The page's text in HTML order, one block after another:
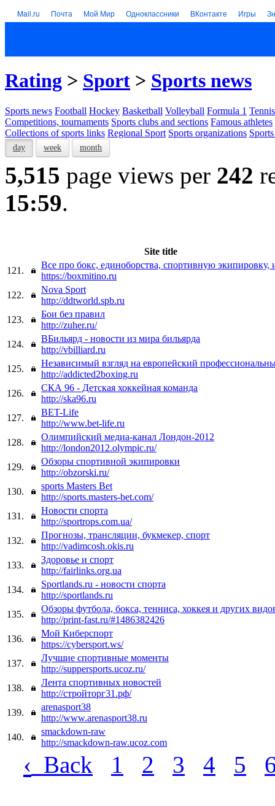
Mail.ru Почта Мой Мир Одноклассники ВКонтакте Игры
Rating > Sport > Sports news
Sports news Football Hockey Basketball Volleyball Formula 1 Tennis
Competitions, tournaments Sports clubs and sections Famous athletes
Collections of sports links Regional Sport Sports organizations
day week month
5,515 page views per 242
15:59.
Site title
121.
Все про бокс, единоборства, спортивную экипировку,
https://boxmitino.ru
122.
Nova Sport
http://ddtworld.spb.ru
123.
Бои без правил
http://zuher.ru/
124.
ВБильярд - новости из мира бильярда
http://vbilliard.ru
125.
Независимый взгляд на европейский
http://addicted2boxing.ru
126.
СКА 96 - Детская хоккейная команда
http://ska96.ru
127.
BET-Life
http://www.bet-life.ru
128.
Олимпийский медиа-канал Лондон-2012
http://london2012.olympic.ru/
129.
Обзоры спортивной экипировки
http://obzorski.ru/
130.
sports Masters Bet
http://sports.masters-bet.com/
131.
Новости спорта
http://sportrops.com.ua/
132.
Прогнозы, трансляции, букмекер, спорт
http://vadimcosh.okis.ru
133.
Здоровье и спорт
http://fairlinks.org.ua
134.
Sportlands.ru - новости спорта
http://sportlands.ru
135.
Обзоры футбола, бокса, тенниса, хоккея и других
http://print-fast.ru/#1486382426
136.
Мой Киберспорт
https://cybersport.ws/
137.
Лучшие спортивные моменты
http://suppersports.ucoz.ru/
138.
Лента спортивных новостей
http://стройторг31.рф/
139.
arenasport38
http://www.arenasport38.ru
140.
smackdown-raw
http://smackdown-raw.ucoz.com
‹ Back 1 2 3 4 5